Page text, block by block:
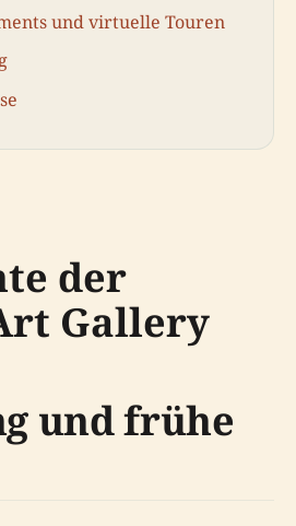
und virtuelle Touren
der
Gallery
und frühe